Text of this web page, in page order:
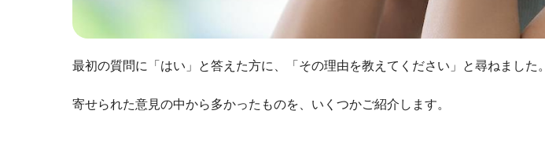
最初の質問に「はい」と答えた方に、「その理由を教えてください」と尋ねました。
寄せられた意見の中から多かったものを、いくつかご紹介します。